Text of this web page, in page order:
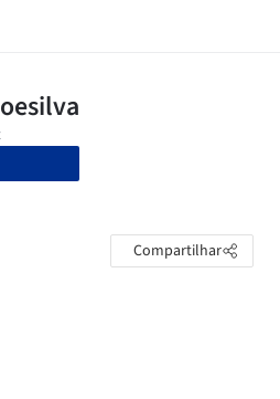
Compartilhar